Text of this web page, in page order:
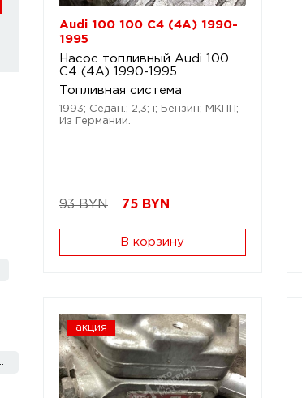
Audi 100 100 C4 (4A) 1990-
1995
Насос топливный Audi 100
C4 (4A) 1990-1995
Топливная система
1993; Седан.; 2,3; i; Бензин; МКПП;
Из Германии.
93 BYN 75 BYN
В корзину
акция